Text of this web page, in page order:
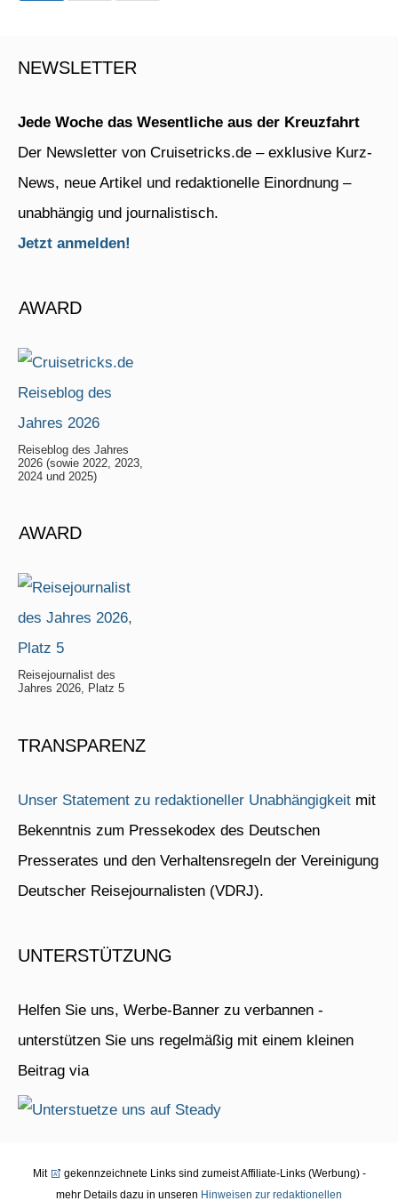
NEWSLETTER
Jede Woche das Wesentliche aus der Kreuzfahrt
Der Newsletter von Cruisetricks.de – exklusive Kurz-
News, neue Artikel und redaktionelle Einordnung –
unabhängig und journalistisch.
Jetzt anmelden!
AWARD
Reiseblog des Jahres
2026 (sowie 2022, 2023,
2024 und 2025)
AWARD
Reisejournalist des
Jahres 2026, Platz 5
TRANSPARENZ
Unser Statement zu redaktioneller Unabhängigkeit mit
Bekenntnis zum Pressekodex des Deutschen
Presserates und den Verhaltensregeln der Vereinigung
Deutscher Reisejournalisten (VDRJ).
UNTERSTÜTZUNG
Helfen Sie uns, Werbe-Banner zu verbannen -
unterstützen Sie uns regelmäßig mit einem kleinen
Beitrag via
Mit
gekennzeichnete Links sind zumeist Affiliate-Links (Werbung) -
mehr Details dazu in unseren Hinweisen zur redaktionellen